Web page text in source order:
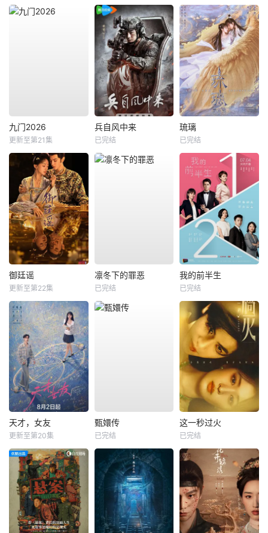
九门2026
更新至第21集
兵自风中来
已完结
琉璃
已完结
御廷谣
更新至第22集
凛冬下的罪恶
已完结
我的前半生
已完结
天才，女友
更新至第20集
甄嬛传
已完结
这一秒过火
已完结